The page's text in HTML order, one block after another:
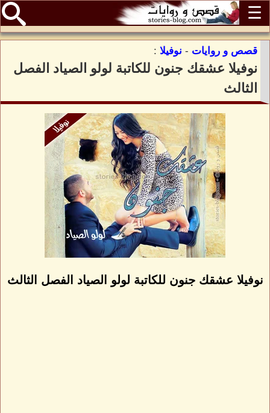
☰
قصص و روايات - نوفيلا :
نوفيلا عشقك جنون للكاتبة لولو الصياد الفصل
الثالث
نوفيلا عشقك جنون للكاتبة لولو الصياد الفصل الثالث